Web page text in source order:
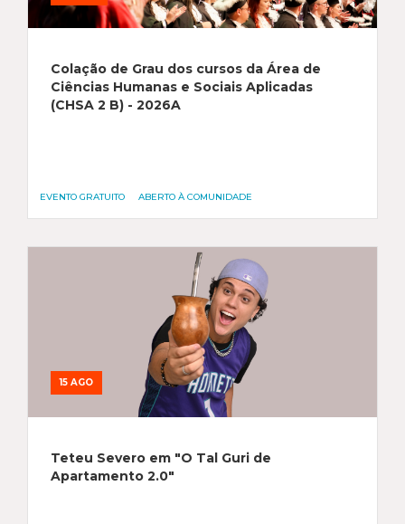
Colação de Grau dos cursos da Área de
Ciências Humanas e Sociais Aplicadas
(CHSA 2 B) - 2026A
EVENTO GRATUITO ABERTO À COMUNIDADE
15 AGO
Teteu Severo em "O Tal Guri de
Apartamento 2.0"